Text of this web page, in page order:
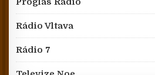
Rádio Vltava
Rádio 7